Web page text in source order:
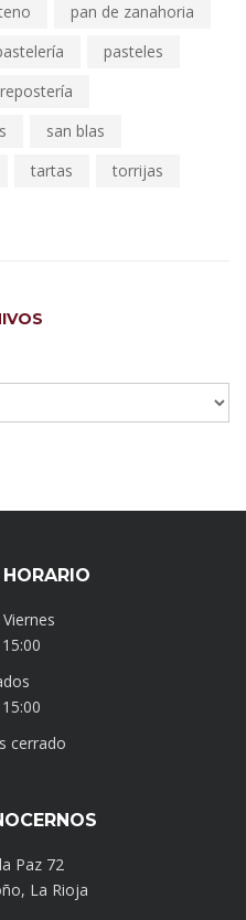
pan de zanahoria
pasteles
repostería
san blas
tartas
torrijas
cerrado
Paz 72
La Rioja